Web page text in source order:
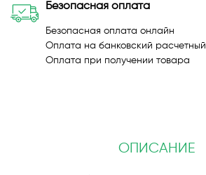
Безопасная оплата
Безопасная оплата онлайн
Оплата на банковский расчетный
Оплата при получении товара
ОПИСАНИЕ